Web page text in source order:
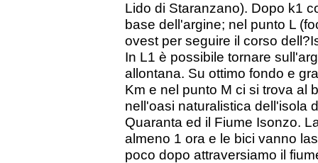
Lido di Staranzano). Dopo k1
base dell'argine; nel punto L
ovest per seguire il corso
In L1 è possibile tornare
allontana. Su ottimo fondo e
Km e nel punto M ci si trova al
nell'oasi naturalistica dell'isola
Quaranta ed il Fiume Isonzo.
almeno 1 ora e le bici vanno
poco dopo attraversiamo il